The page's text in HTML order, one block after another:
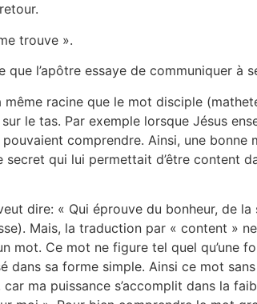
trouve ».
l’apôtre essaye de communiquer à
racine que le mot disciple
le tas. Par exemple lorsque Jésus
comprendre. Ainsi, une bonne
qui lui permettait d’être content
dire: « Qui éprouve du bonheur, de
Mais, la traduction par « content »
mot. Ce mot ne figure tel quel qu’une
dans sa forme simple. Ainsi ce mot
ma puissance s’accomplit dans la